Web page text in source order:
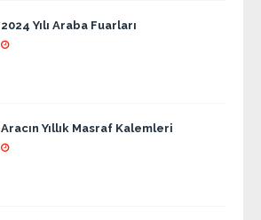
2024 Yılı Araba Fuarları
Aracın Yıllık Masraf Kalemleri